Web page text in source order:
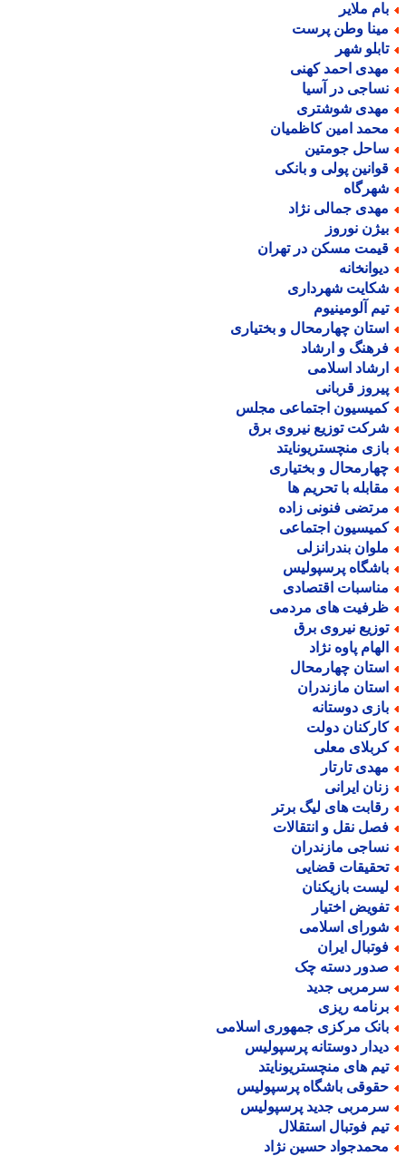
ملایر
وطن پرست
شهر
احمد کهنی
در آسیا
شوشتری
امین کاظمیان
جومتین
پولی و بانکی
جمالی نژاد
نوروز
مسکن در تهران
شهرداری
آلومینیوم
چهارمحال و بختیاری
و ارشاد
اسلامی
قربانی
اجتماعی مجلس
توزیع نیروی برق
منچستریونایتد
و بختیاری
با تحریم ها
فنونی زاده
اجتماعی
بندرانزلی
پرسپولیس
اقتصادی
های مردمی
نیروی برق
پاوه نژاد
چهارمحال
مازندران
دوستانه
دولت
معلی
تارتار
ایرانی
های لیگ برتر
نقل و انتقالات
مازندران
قضایی
بازیکنان
اختیار
اسلامی
ایران
دسته چک
جدید
ریزی
مرکزی جمهوری اسلامی
دوستانه پرسپولیس
های منچستریونایتد
باشگاه پرسپولیس
جدید پرسپولیس
فوتبال استقلال
حسین نژاد